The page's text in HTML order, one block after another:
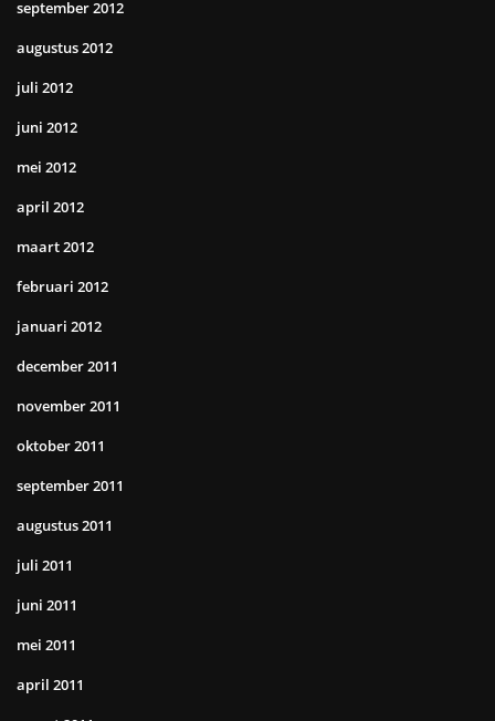
september 2012
augustus 2012
juli 2012
juni 2012
mei 2012
april 2012
maart 2012
februari 2012
januari 2012
december 2011
november 2011
oktober 2011
september 2011
augustus 2011
juli 2011
juni 2011
mei 2011
april 2011